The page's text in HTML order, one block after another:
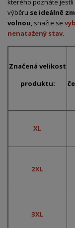
výběru se ideálně
volnou , snažte se
nenatažený stav.
Značená velikost
produktu:
XL
2XL
3XL